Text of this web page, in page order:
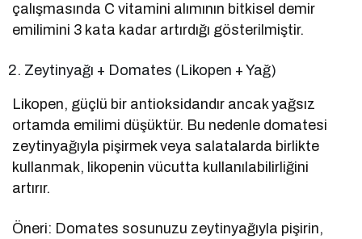
çalışmasında C vitamini alımının bitkisel demir
emilimini 3 kata kadar artırdığı gösterilmiştir.
Zeytinyağı + Domates (Likopen + Yağ)
Likopen, güçlü bir antioksidandır ancak yağsız
ortamda emilimi düşüktür. Bu nedenle domatesi
zeytinyağıyla pişirmek veya salatalarda birlikte
kullanmak, likopenin vücutta kullanılabilirliğini
artırır.
Öneri: Domates sosunuzu zeytinyağıyla pişirin,